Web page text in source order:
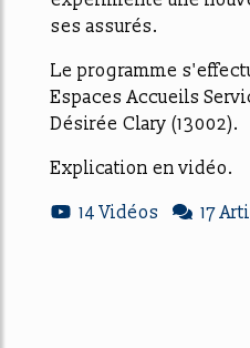
ses assurés.
Le programme
Espaces Accueils
Désirée Clary (13002).
Explication en vidéo.
14 Vidéos
17